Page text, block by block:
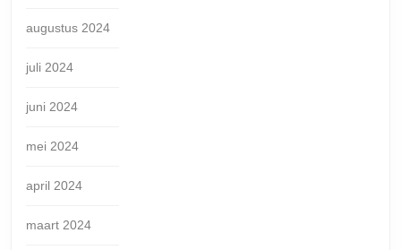
augustus 2024
juli 2024
juni 2024
mei 2024
april 2024
maart 2024